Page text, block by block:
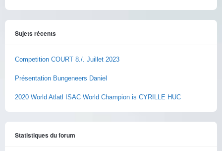
Sujets récents
Competition COURT 8./. Juillet 2023
Présentation Bungeneers Daniel
2020 World Atlatl ISAC World Champion is CYRILLE HUC
Statistiques du forum